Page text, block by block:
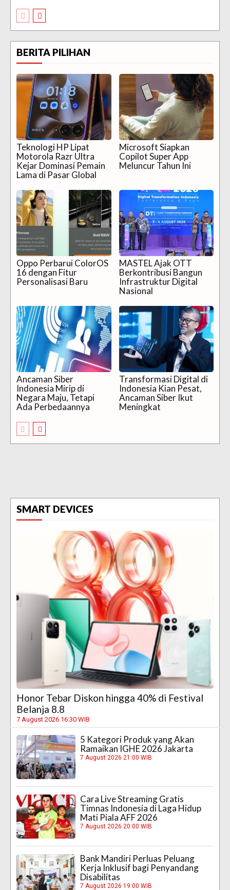
BERITA PILIHAN
Teknologi HP Lipat
Motorola Razr Ultra
Kejar Dominasi Pemain
Lama di Pasar Global
Microsoft Siapkan
Copilot Super App
Meluncur Tahun Ini
Oppo Perbarui ColorOS
16 dengan Fitur
Personalisasi Baru
MASTEL Ajak OTT
Berkontribusi Bangun
Infrastruktur Digital
Nasional
Ancaman Siber
Indonesia Mirip di
Negara Maju, Tetapi
Ada Perbedaannya
Transformasi Digital di
Indonesia Kian Pesat,
Ancaman Siber Ikut
Meningkat
SMART DEVICES
Honor Tebar Diskon hingga 40% di Festival
Belanja 8.8
7 August 2026 16:30 WIB
5 Kategori Produk yang Akan
Ramaikan IGHE 2026 Jakarta
7 August 2026 21:00 WIB
Cara Live Streaming Gratis
Timnas Indonesia di Laga Hidup
Mati Piala AFF 2026
7 August 2026 20:00 WIB
Bank Mandiri Perluas Peluang
Kerja Inklusif bagi Penyandang
Disabilitas
7 August 2026 19:00 WIB